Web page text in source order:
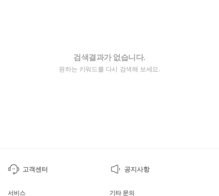
검색결과가 없습니다.
원하는 키워드를 다시 검색해 보세요.
고객센터 공지사항
서비스 기타 문의